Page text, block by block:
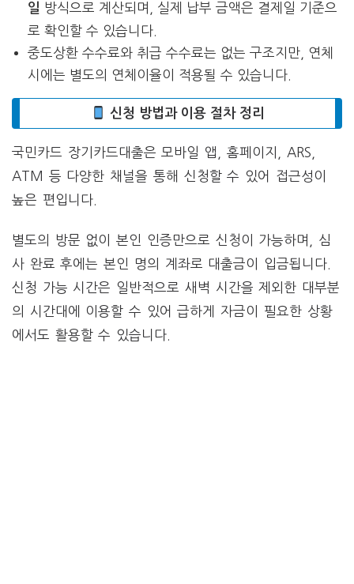
일 방식으로 계산되며, 실제 납부 금액은 결제일 기준으
로 확인할 수 있습니다.
중도상환 수수료와 취급 수수료는 없는 구조지만, 연체
시에는 별도의 연체이율이 적용될 수 있습니다.
신청 방법과 이용 절차 정리
국민카드 장기카드대출은 모바일 앱, 홈페이지, ARS,
ATM 등 다양한 채널을 통해 신청할 수 있어 접근성이
높은 편입니다.
별도의 방문 없이 본인 인증만으로 신청이 가능하며, 심
사 완료 후에는 본인 명의 계좌로 대출금이 입금됩니다.
신청 가능 시간은 일반적으로 새벽 시간을 제외한 대부분
의 시간대에 이용할 수 있어 급하게 자금이 필요한 상황
에서도 활용할 수 있습니다.